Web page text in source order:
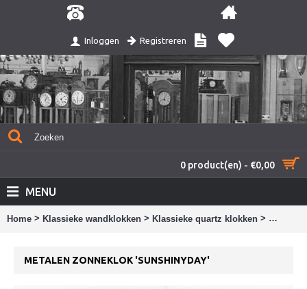
Inloggen Registreren
0 product(en) - €0,00
MENU
Home > Klassieke wandklokken > Klassieke quartz klokken > Metalen
METALEN ZONNEKLOK 'SUNSHINYDAY'